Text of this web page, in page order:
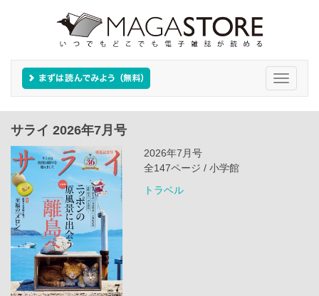
Toggle
サライ 2026年7月号
2026年7月号
全147ページ / 小学館
トラベル